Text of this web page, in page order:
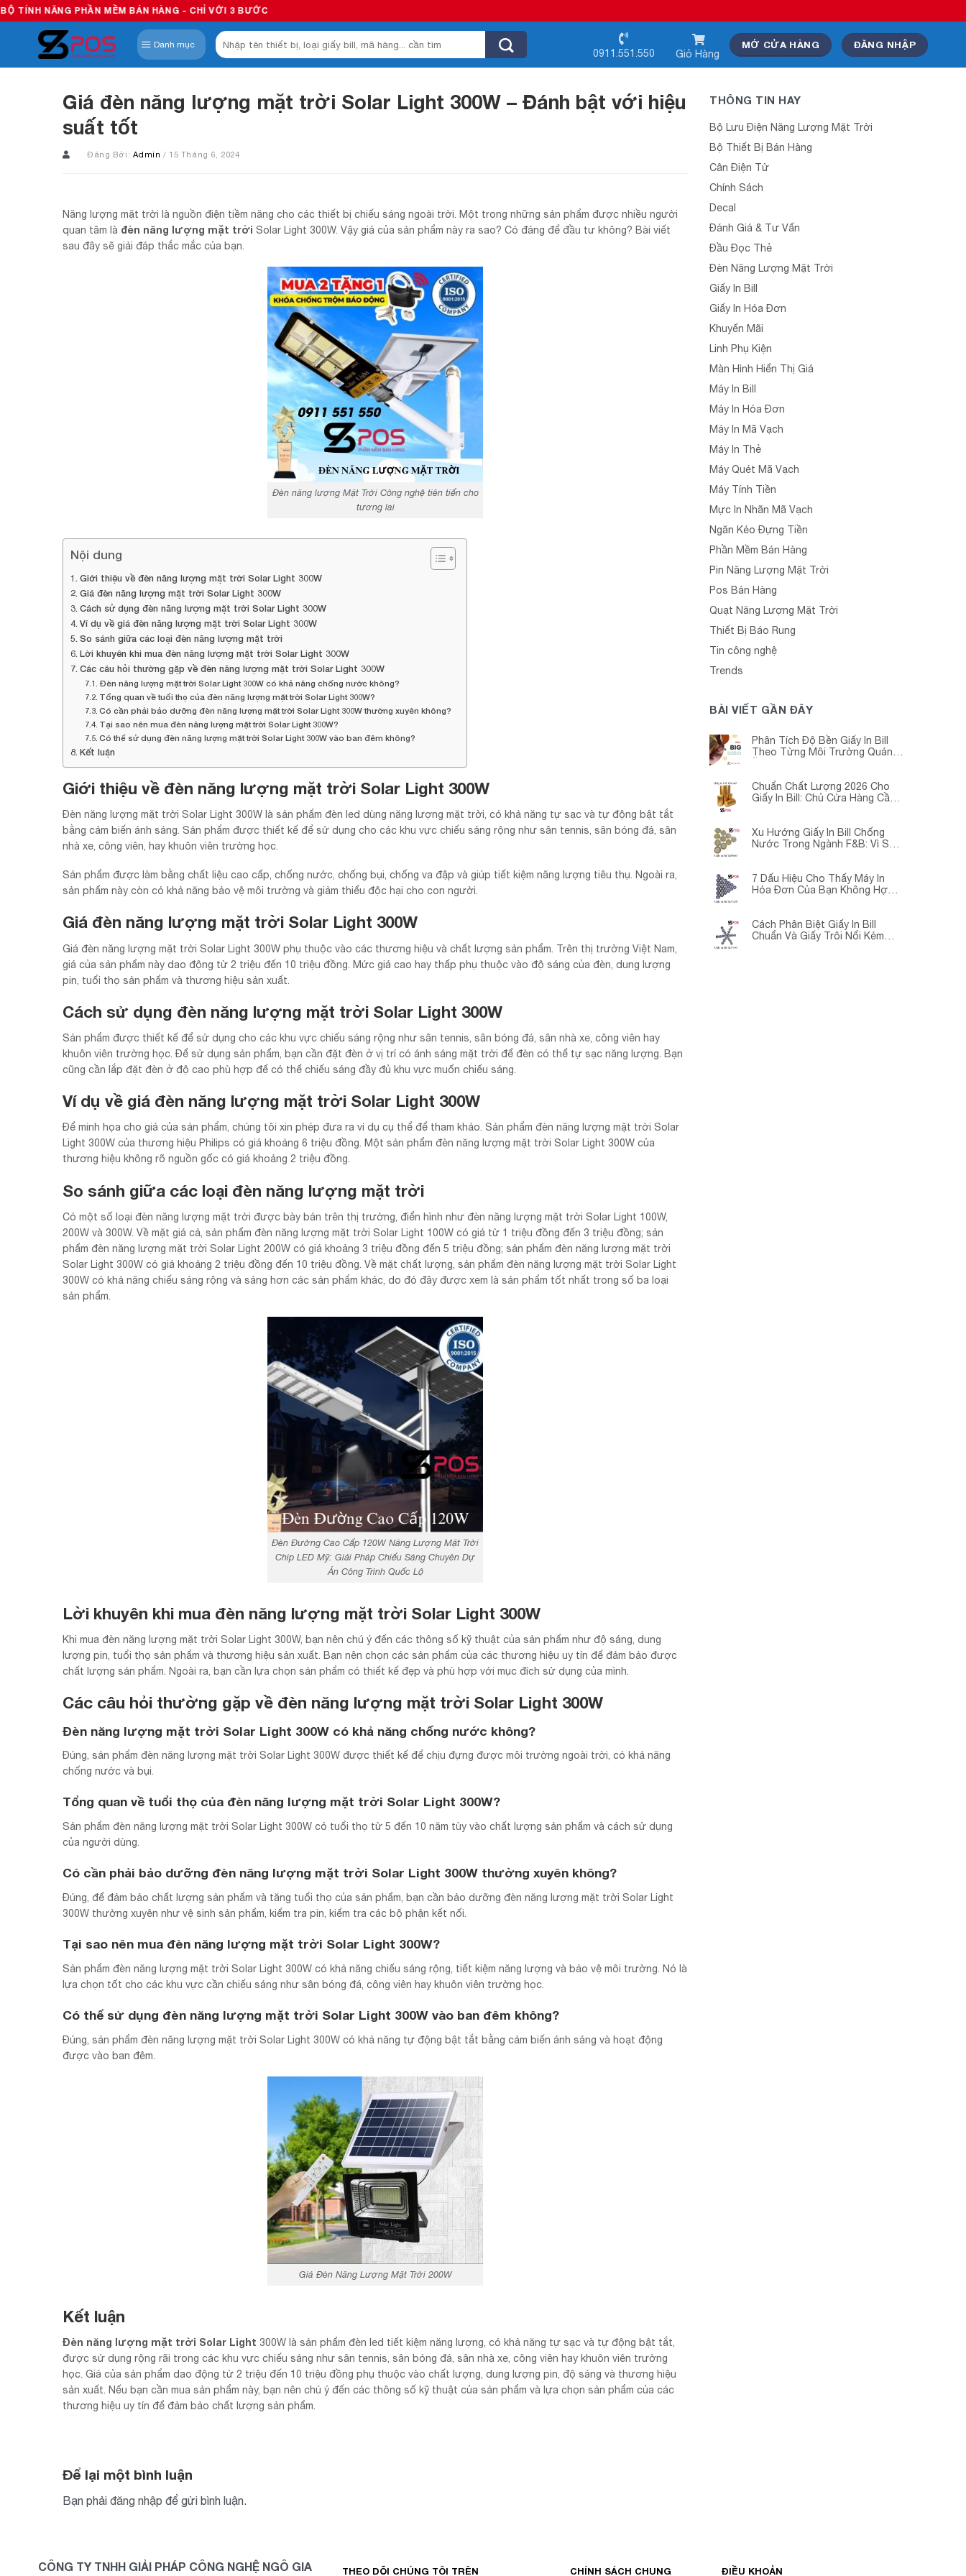
Skip
to
content
MỀM BÁN HÀNG - CHỈ VỚI 3 BƯỚC
Danh mục
Tìm
kiếm:
0911.551.550 Giỏ Hàng
MỞ CỬA HÀNG ĐĂNG NHẬP
Giá đèn năng lượng mặt trời Solar Light 300W – Đánh bật với hiệu
suất tốt
Đăng Bởi: Admin / 15 Tháng 6, 2024
Năng lượng mặt trời là nguồn điện tiềm năng cho các thiết bị chiếu sáng ngoài trời. Một trong những sản phẩm được nhiều người
quan tâm là đèn năng lượng mặt trời Solar Light 300W. Vậy giá của sản phẩm này ra sao? Có đáng để đầu tư không? Bài viết
sau đây sẽ giải đáp thắc mắc của bạn.
Đèn năng lượng Mặt Trời Công nghệ tiên tiến cho
tương lai
Nội dung
Giới thiệu về đèn năng lượng mặt trời Solar Light 300W
Giá đèn năng lượng mặt trời Solar Light 300W
Cách sử dụng đèn năng lượng mặt trời Solar Light 300W
Ví dụ về giá đèn năng lượng mặt trời Solar Light 300W
So sánh giữa các loại đèn năng lượng mặt trời
Lời khuyên khi mua đèn năng lượng mặt trời Solar Light 300W
Các câu hỏi thường gặp về đèn năng lượng mặt trời Solar Light 300W
Đèn năng lượng mặt trời Solar Light 300W có khả năng chống nước không?
Tổng quan về tuổi thọ của đèn năng lượng mặt trời Solar Light 300W?
Có cần phải bảo dưỡng đèn năng lượng mặt trời Solar Light 300W thường xuyên không?
Tại sao nên mua đèn năng lượng mặt trời Solar Light 300W?
Có thể sử dụng đèn năng lượng mặt trời Solar Light 300W vào ban đêm không?
Kết luận
Giới thiệu về đèn năng lượng mặt trời Solar Light 300W
Đèn năng lượng mặt trời Solar Light 300W là sản phẩm đèn led dùng năng lượng mặt trời, có khả năng tự sạc và tự động bật tắt
bằng cảm biến ánh sáng. Sản phẩm được thiết kế để sử dụng cho các khu vực chiếu sáng rộng như sân tennis, sân bóng đá, sân
nhà xe, công viên, hay khuôn viên trường học.
Sản phẩm được làm bằng chất liệu cao cấp, chống nước, chống bụi, chống va đập và giúp tiết kiệm năng lượng tiêu thụ. Ngoài ra,
sản phẩm này còn có khả năng bảo vệ môi trường và giảm thiểu độc hại cho con người.
Giá đèn năng lượng mặt trời Solar Light 300W
Giá đèn năng lượng mặt trời Solar Light 300W phụ thuộc vào các thương hiệu và chất lượng sản phẩm. Trên thị trường Việt Nam,
giá của sản phẩm này dao động từ 2 triệu đến 10 triệu đồng. Mức giá cao hay thấp phụ thuộc vào độ sáng của đèn, dung lượng
pin, tuổi thọ sản phẩm và thương hiệu sản xuất.
Cách sử dụng đèn năng lượng mặt trời Solar Light 300W
Sản phẩm được thiết kế để sử dụng cho các khu vực chiếu sáng rộng như sân tennis, sân bóng đá, sân nhà xe, công viên hay
khuôn viên trường học. Để sử dụng sản phẩm, bạn cần đặt đèn ở vị trí có ánh sáng mặt trời để đèn có thể tự sạc năng lượng. Bạn
cũng cần lắp đặt đèn ở độ cao phù hợp để có thể chiếu sáng đầy đủ khu vực muốn chiếu sáng.
Ví dụ về giá đèn năng lượng mặt trời Solar Light 300W
Để minh họa cho giá của sản phẩm, chúng tôi xin phép đưa ra ví dụ cụ thể để tham khảo. Sản phẩm đèn năng lượng mặt trời Solar
Light 300W của thương hiệu Philips có giá khoảng 6 triệu đồng. Một sản phẩm đèn năng lượng mặt trời Solar Light 300W của
thương hiệu không rõ nguồn gốc có giá khoảng 2 triệu đồng.
So sánh giữa các loại đèn năng lượng mặt trời
Có một số loại đèn năng lượng mặt trời được bày bán trên thị trường, điển hình như đèn năng lượng mặt trời Solar Light 100W,
200W và 300W. Về mặt giá cả, sản phẩm đèn năng lượng mặt trời Solar Light 100W có giá từ 1 triệu đồng đến 3 triệu đồng; sản
phẩm đèn năng lượng mặt trời Solar Light 200W có giá khoảng 3 triệu đồng đến 5 triệu đồng; sản phẩm đèn năng lượng mặt trời
Solar Light 300W có giá khoảng 2 triệu đồng đến 10 triệu đồng. Về mặt chất lượng, sản phẩm đèn năng lượng mặt trời Solar Light
300W có khả năng chiếu sáng rộng và sáng hơn các sản phẩm khác, do đó đây được xem là sản phẩm tốt nhất trong số ba loại
sản phẩm.
Đèn Đường Cao Cấp 120W Năng Lượng Mặt Trời
Chip LED Mỹ: Giải Pháp Chiếu Sáng Chuyên Dự
Án Công Trình Quốc Lộ
Lời khuyên khi mua đèn năng lượng mặt trời Solar Light 300W
Khi mua đèn năng lượng mặt trời Solar Light 300W, bạn nên chú ý đến các thông số kỹ thuật của sản phẩm như độ sáng, dung
lượng pin, tuổi thọ sản phẩm và thương hiệu sản xuất. Bạn nên chọn các sản phẩm của các thương hiệu uy tín để đảm bảo được
chất lượng sản phẩm. Ngoài ra, bạn cần lựa chọn sản phẩm có thiết kế đẹp và phù hợp với mục đích sử dụng của mình.
Các câu hỏi thường gặp về đèn năng lượng mặt trời Solar Light 300W
Đèn năng lượng mặt trời Solar Light 300W có khả năng chống nước không?
Đúng, sản phẩm đèn năng lượng mặt trời Solar Light 300W được thiết kế để chịu đựng được môi trường ngoài trời, có khả năng
chống nước và bụi.
Tổng quan về tuổi thọ của đèn năng lượng mặt trời Solar Light 300W?
Sản phẩm đèn năng lượng mặt trời Solar Light 300W có tuổi thọ từ 5 đến 10 năm tùy vào chất lượng sản phẩm và cách sử dụng
của người dùng.
Có cần phải bảo dưỡng đèn năng lượng mặt trời Solar Light 300W thường xuyên không?
Đúng, để đảm bảo chất lượng sản phẩm và tăng tuổi thọ của sản phẩm, bạn cần bảo dưỡng đèn năng lượng mặt trời Solar Light
300W thường xuyên như vệ sinh sản phẩm, kiểm tra pin, kiểm tra các bộ phận kết nối.
Tại sao nên mua đèn năng lượng mặt trời Solar Light 300W?
Sản phẩm đèn năng lượng mặt trời Solar Light 300W có khả năng chiếu sáng rộng, tiết kiệm năng lượng và bảo vệ môi trường. Nó là
lựa chọn tốt cho các khu vực cần chiếu sáng như sân bóng đá, công viên hay khuôn viên trường học.
Có thể sử dụng đèn năng lượng mặt trời Solar Light 300W vào ban đêm không?
Đúng, sản phẩm đèn năng lượng mặt trời Solar Light 300W có khả năng tự động bật tắt bằng cảm biến ánh sáng và hoạt động
được vào ban đêm.
Giá Đèn Năng Lượng Mặt Trời 200W
Kết luận
Đèn năng lượng mặt trời Solar Light 300W là sản phẩm đèn led tiết kiệm năng lượng, có khả năng tự sạc và tự động bật tắt,
được sử dụng rộng rãi trong các khu vực chiếu sáng như sân tennis, sân bóng đá, sân nhà xe, công viên hay khuôn viên trường
học. Giá của sản phẩm dao động từ 2 triệu đến 10 triệu đồng phụ thuộc vào chất lượng, dung lượng pin, độ sáng và thương hiệu
sản xuất. Nếu bạn cần mua sản phẩm này, bạn nên chú ý đến các thông số kỹ thuật của sản phẩm và lựa chọn sản phẩm của các
thương hiệu uy tín để đảm bảo chất lượng sản phẩm.
Để lại một bình luận
Bạn phải đăng nhập để gửi bình luận.
THÔNG TIN HAY
Bộ Lưu Điện Năng Lượng Mặt Trời
Bộ Thiết Bị Bán Hàng
Cân Điện Tử
Chính Sách
Decal
Đánh Giá & Tư Vấn
Đầu Đọc Thẻ
Đèn Năng Lượng Mặt Trời
Giấy In Bill
Giấy In Hóa Đơn
Khuyến Mãi
Linh Phụ Kiện
Màn Hình Hiển Thị Giá
Máy In Bill
Máy In Hóa Đơn
Máy In Mã Vạch
Máy In Thẻ
Máy Quét Mã Vạch
Máy Tính Tiền
Mực In Nhãn Mã Vạch
Ngăn Kéo Đựng Tiền
Phần Mềm Bán Hàng
Pin Năng Lượng Mặt Trời
Pos Bán Hàng
Quạt Năng Lượng Mặt Trời
Thiết Bị Báo Rung
Tin công nghệ
Trends
BÀI VIẾT GẦN ĐÂY
Phân Tích Độ Bền Giấy In Bill
Theo Từng Môi Trường Quán
Chuẩn Chất Lượng 2026 Cho
Giấy In Bill: Chủ Cửa Hàng Cần
Xu Hướng Giấy In Bill Chống
Nước Trong Ngành F&B: Vì Sao
7 Dấu Hiệu Cho Thấy Máy In
Hóa Đơn Của Bạn Không Hợp
Cách Phân Biệt Giấy In Bill
Chuẩn Và Giấy Trôi Nổi Kém
CÔNG TY TNHH GIẢI PHÁP CÔNG NGHỆ NGÔ GIA THEO DÕI CHÚNG TÔI TRÊN CHÍNH SÁCH CHUNG ĐIỀU KHOẢN